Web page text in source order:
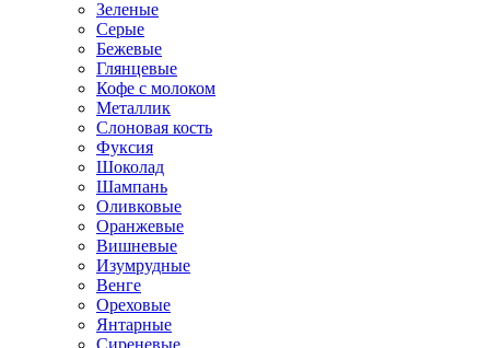
Зеленые
Серые
Бежевые
Глянцевые
Кофе с молоком
Металлик
Слоновая кость
Фуксия
Шоколад
Шампань
Оливковые
Оранжевые
Вишневые
Изумрудные
Венге
Ореховые
Янтарные
Сиреневые